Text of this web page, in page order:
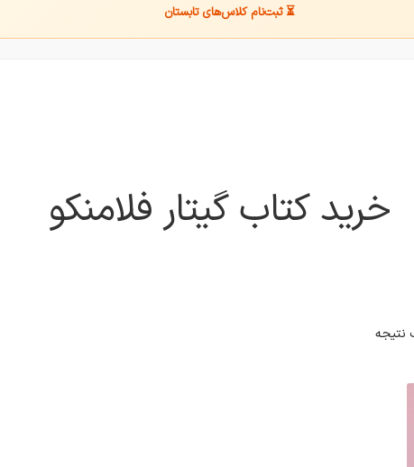
⏳ ثبت‌نام کلاس‌های تابستان
خرید کتاب گیتار فلامنکو